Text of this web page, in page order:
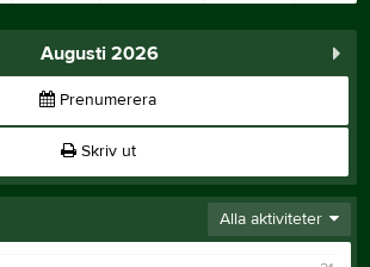
Augusti 2026
Prenumerera
Skriv ut
Alla aktiviteter